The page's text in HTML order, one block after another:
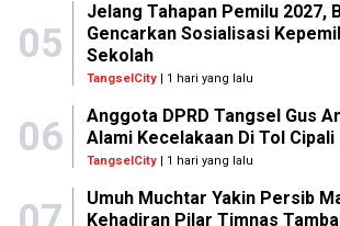
05
Jelang Tahapan Pemilu 2027,
Gencarkan Sosialisasi
Sekolah
TangselCity| 1 hari yang lalu
06
Anggota DPRD Tangsel Gus
Alami Kecelakaan Di Tol Cipali
TangselCity| 1 hari yang lalu
Umuh Muchtar Yakin Persib
Kehadiran Pilar Timnas